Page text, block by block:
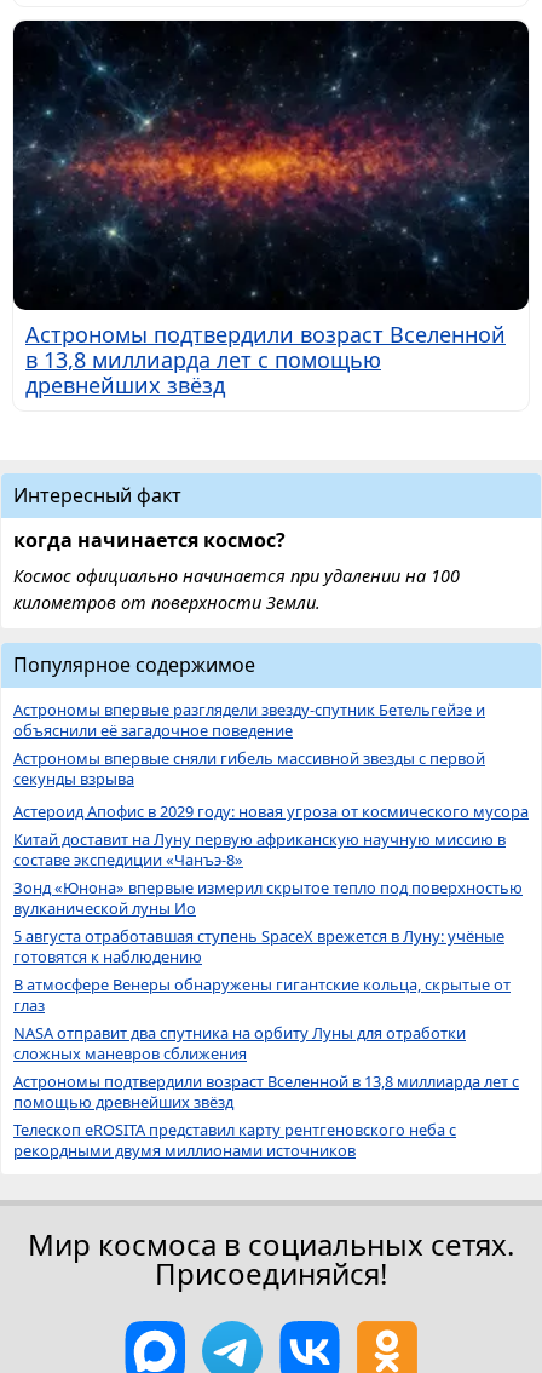
Астрономы подтвердили возраст Вселенной
в 13,8 миллиарда лет с помощью
древнейших звёзд
Интересный факт
когда начинается космос?
Космос официально начинается при удалении на 100
километров от поверхности Земли.
Популярное содержимое
Астрономы впервые разглядели звезду-спутник Бетельгейзе и
объяснили её загадочное поведение
Астрономы впервые сняли гибель массивной звезды с первой
секунды взрыва
Астероид Апофис в 2029 году: новая угроза от космического мусора
Китай доставит на Луну первую африканскую научную миссию в
составе экспедиции «Чанъэ-8»
Зонд «Юнона» впервые измерил скрытое тепло под поверхностью
вулканической луны Ио
5 августа отработавшая ступень SpaceX врежется в Луну: учёные
готовятся к наблюдению
В атмосфере Венеры обнаружены гигантские кольца, скрытые от
глаз
NASA отправит два спутника на орбиту Луны для отработки
сложных маневров сближения
Астрономы подтвердили возраст Вселенной в 13,8 миллиарда лет с
помощью древнейших звёзд
Телескоп eROSITA представил карту рентгеновского неба с
рекордными двумя миллионами источников
Мир космоса в социальных сетях.
Присоединяйся!